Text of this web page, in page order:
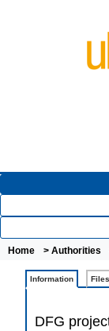
Home > Authorities
Information Files
DFG